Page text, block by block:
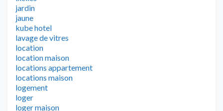
jardin
jaune
kube hotel
lavage de vitres
location
location maison
locations appartement
locations maison
logement
loger
loger maison